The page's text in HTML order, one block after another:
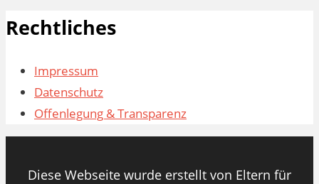
Rechtliches
Impressum
Datenschutz
Offenlegung & Transparenz
Diese Webseite wurde erstellt von Eltern für